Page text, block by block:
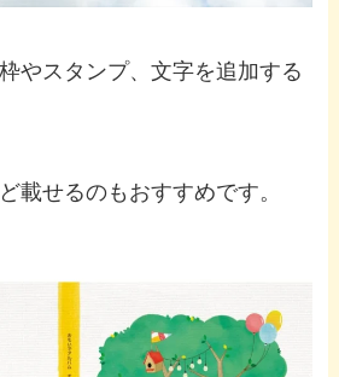
やスタンプ、文字を追加する
載せるのもおすすめです。